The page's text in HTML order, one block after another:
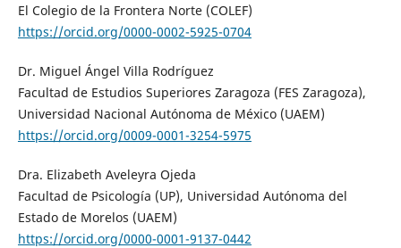
El Colegio de la Frontera Norte (COLEF)
https://orcid.org/0000-0002-5925-0704
Dr. Miguel Ángel Villa Rodríguez
Facultad de Estudios Superiores Zaragoza (FES Zaragoza),
Universidad Nacional Autónoma de México (UAEM)
https://orcid.org/0009-0001-3254-5975
Dra. Elizabeth Aveleyra Ojeda
Facultad de Psicología (UP), Universidad Autónoma del
Estado de Morelos (UAEM)
https://orcid.org/0000-0001-9137-0442